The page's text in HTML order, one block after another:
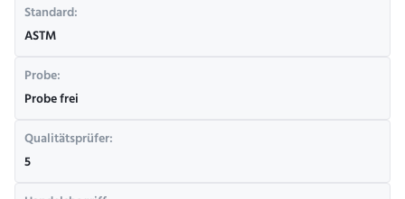
Standard:
ASTM
Probe:
Probe frei
Qualitätsprüfer:
5